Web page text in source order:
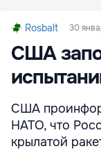
Rosbalt 30
США
США
НАТО, что
крылатой